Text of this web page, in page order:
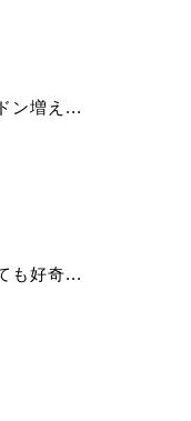
ン増え...
も好奇...